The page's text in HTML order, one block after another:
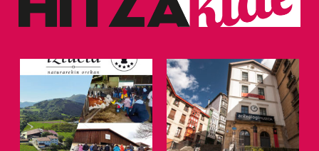
Webgune honek cookie propioak eta hirugarrenen cookie-
fitxategiak erabiltzen ditu. Zure esperientzia eta
baliatzen gara. Ohar hau onartuz gero, teknologia hori
erabiltzeko baimen esplizitua ematen diguzu.Gehiago